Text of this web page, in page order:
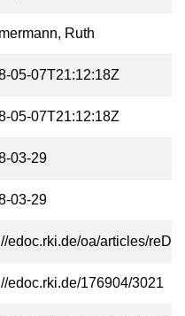
Ruth
05-07T21:12:18Z
05-07T21:12:18Z
03-29
03-29
edoc.rki.de/oa/articles/
edoc.rki.de/176904/3021